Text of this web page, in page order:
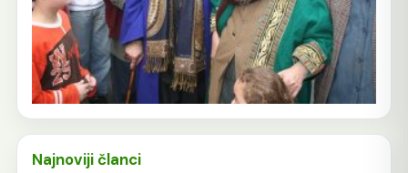
Najnoviji članci